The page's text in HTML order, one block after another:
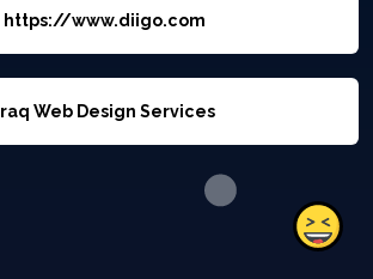
https://www.diigo.com
Iraq Web Design Services